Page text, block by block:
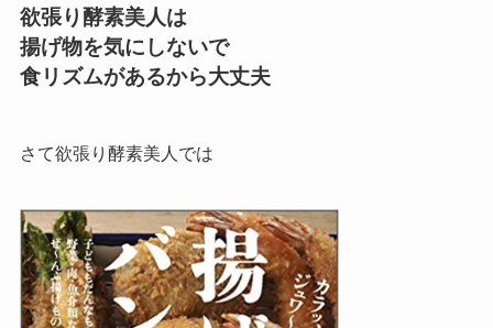
欲張り酵素美人は
揚げ物を気にしないで
食リズムがあるから大丈夫
さて欲張り酵素美人では